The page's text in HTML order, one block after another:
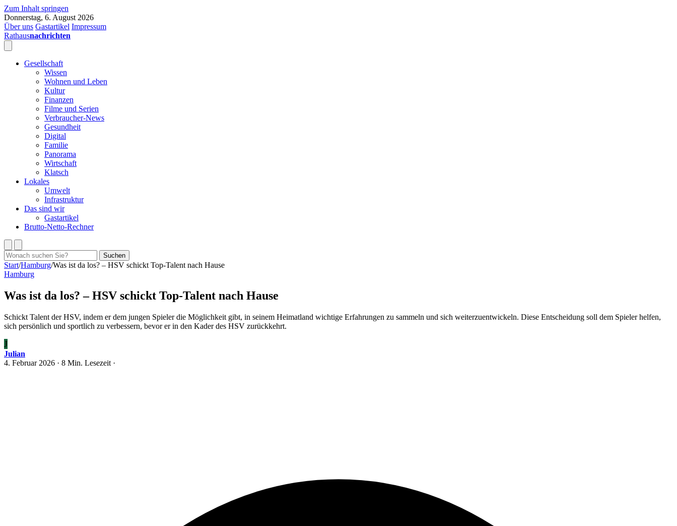
Zum Inhalt springen
Donnerstag, 6. August 2026
Über uns Gastartikel Impressum
Rathausnachrichten
Gesellschaft
Wissen
Wohnen und Leben
Kultur
Finanzen
Filme und Serien
Verbraucher-News
Gesundheit
Digital
Familie
Panorama
Wirtschaft
Klatsch
Lokales
Umwelt
Infrastruktur
Das sind wir
Gastartikel
Brutto-Netto-Rechner
Suchen
nach:
Suchen
Start/Hamburg/Was ist da los? – HSV schickt Top-Talent nach Hause
Hamburg
Was ist da los? – HSV schickt Top-Talent nach Hause
Schickt Talent der HSV, indem er dem jungen Spieler die Möglichkeit gibt, in seinem Heimatland wichtige Erfahrungen zu sammeln und sich weiterzuentwickeln. Diese Entscheidung soll dem Spieler helfen,
sich persönlich und sportlich zu verbessern, bevor er in den Kader des HSV zurückkehrt.
J
Julian
4. Februar 2026 · 8 Min. Lesezeit ·